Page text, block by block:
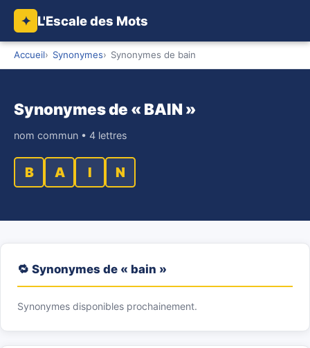
✦ L'Escale des Mots
Accueil Synonymes Synonymes de bain
Synonymes de « BAIN »
nom commun • 4 lettres
B A I N
🔁 Synonymes de « bain »
Synonymes disponibles prochainement.